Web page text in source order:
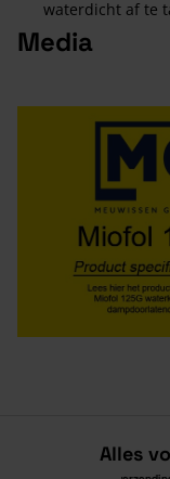
waterdicht af te
Media
Alles